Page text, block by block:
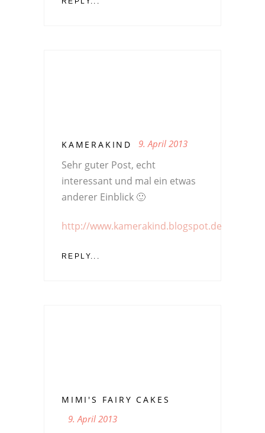
KAMERAKIND 9. April 2013
Sehr guter Post, echt
interessant und mal ein etwas
anderer Einblick 🙂
http://www.kamerakind.blogspot.de
REPLY...
MIMI'S FAIRY CAKES
9. April 2013